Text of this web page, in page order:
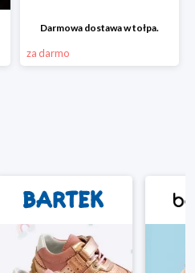
Darmowa dostawa w tołpa.
za darmo